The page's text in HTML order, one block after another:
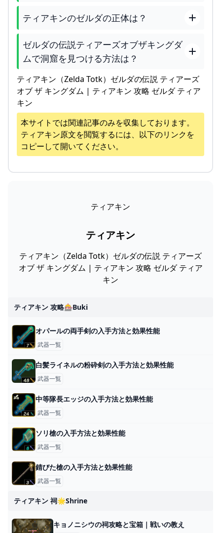
ティアキンのゼルダの正体は？
ゼルダの伝説ティアーズオブザキングダ
ムで洞窟を見つける方法は？
ティアキン（Zelda Totk）ゼルダの伝説 ティアーズ
オブ ザ キングダム | ティアキン 攻略 ゼルダ ティア
キン
本サイトでは関連記事のみを収集しております。
ティアキン原文を閲覧するには、以下のリンクを
コピーして開いてください。
ティアキン
ティアキン
ティアキン（Zelda Totk）ゼルダの伝説 ティアーズ
オブ ザ キングダム | ティアキン 攻略 ゼルダ ティア
キン
ティアキン 攻略🎰buki
オパールの両手剣の入手方法と効果性能
武器一覧
白髪ライネルの粉砕剣の入手方法と効果性能
武器一覧
中等隊長エッジの入手方法と効果性能
武器一覧
ソリ槍の入手方法と効果性能
武器一覧
錆びた槍の入手方法と効果性能
武器一覧
ティアキン 祠🌟shrine
キョノニシウの祠攻略と宝箱｜戦いの教え